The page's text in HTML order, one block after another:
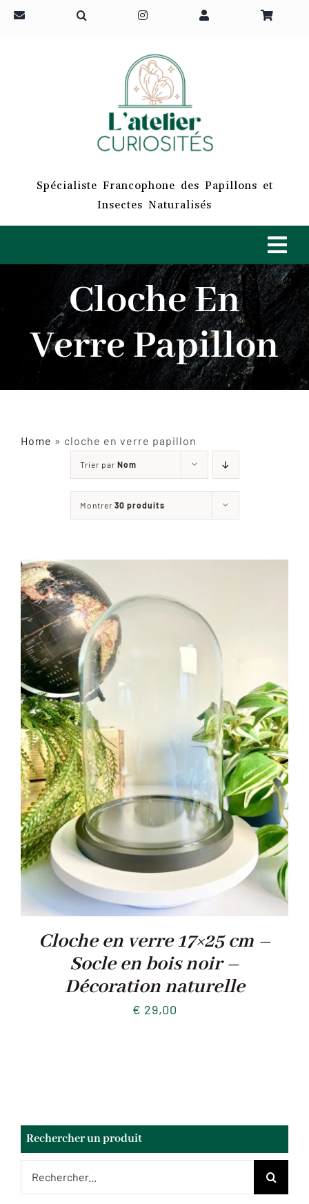
Passer
Spécialiste Francophone des Papillons et
Insectes Naturalisés
INSECTES NATURALISÉS
CONTACT
Cloche En
Verre Papillon
Home » cloche en verre papillon
Trier par Nom
Montrer 30 produits
Cloche en verre 17×25 cm –
Socle en bois noir –
Décoration naturelle
€ 29,00
Rechercher un produit